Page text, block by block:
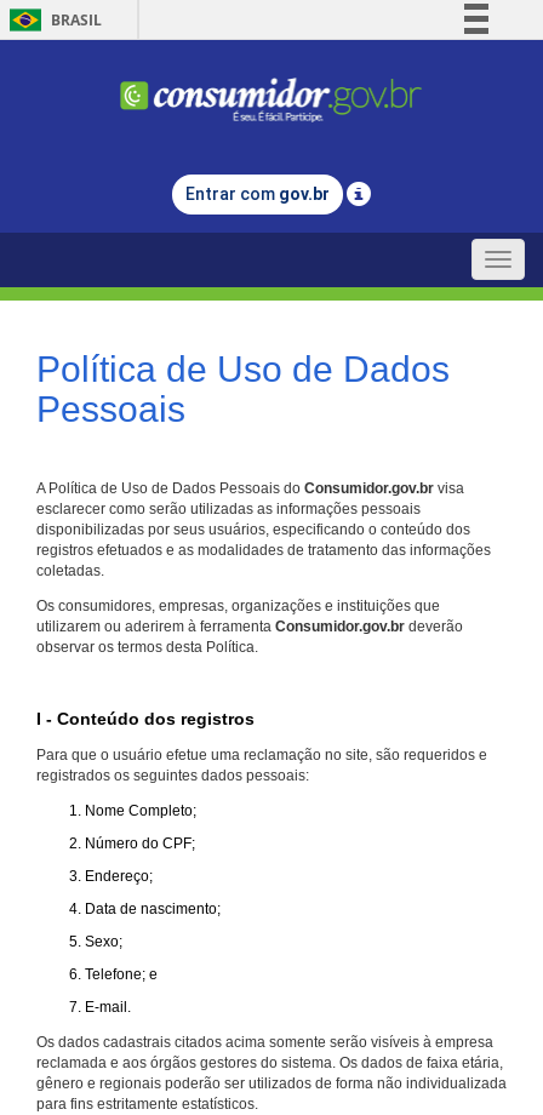
BRASIL
Comunica BR
Legislação
Entrar com gov.br
Toggle
Política de Uso de Dados
Pessoais
A Política de Uso de Dados Pessoais do Consumidor.gov.br visa
esclarecer como serão utilizadas as informações pessoais
disponibilizadas por seus usuários, especificando o conteúdo dos
registros efetuados e as modalidades de tratamento das informações
coletadas.
Os consumidores, empresas, organizações e instituições que
utilizarem ou aderirem à ferramenta Consumidor.gov.br deverão
observar os termos desta Política.
I - Conteúdo dos registros
Para que o usuário efetue uma reclamação no site, são requeridos e
registrados os seguintes dados pessoais:
Nome Completo;
Número do CPF;
Endereço;
Data de nascimento;
Sexo;
Telefone; e
E-mail.
Os dados cadastrais citados acima somente serão visíveis à empresa
reclamada e aos órgãos gestores do sistema. Os dados de faixa etária,
gênero e regionais poderão ser utilizados de forma não individualizada
para fins estritamente estatísticos.